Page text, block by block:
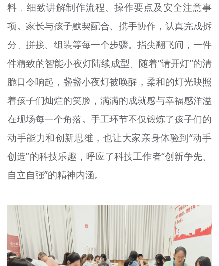
料，细致讲解制作流程、操作要点及安全注意事
项。家长与孩子默契配合、携手协作，认真完成拆
分、拼接、组装等每一个步骤。指尖翻飞间，一件
件精致的智能小夜灯陆续成型。随着“请开灯”的清
脆口令响起，盏盏小夜灯被唤醒，柔和的灯光映照
着孩子们灿烂的笑脸，满满的成就感与幸福感洋溢
在现场每一个角落。手工环节不仅锻炼了孩子们的
动手能力和创新思维，也让大家亲身体验到“动手
创造”的科技乐趣，呼应了科技工作者“创新争先、
自立自强”的精神内涵。